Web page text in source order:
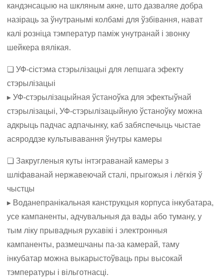
кандэнсацыю на шкляным акне, што дазваляе добра
назіраць за ўнутранымі колбамі для ўзбівання, нават
калі розніца тэмператур паміж унутранай і звонку
шейкера вялікая.
❏ УФ-сістэма стэрылізацыі для лепшага эфекту
стэрылізацыі
▸ УФ-стэрылізацыйная ўстаноўка для эфектыўнай
стэрылізацыі, УФ-стэрылізацыйную ўстаноўку можна
адкрыць падчас адпачынку, каб забяспечыць чыстае
асяроддзе культывавання ўнутры камеры
❏ Закругленыя куты інтэграванай камеры з
шліфаванай нержавеючай сталі, прыгожыя і лёгкія ў
чыстцы
▸ Воданепранікальная канструкцыя корпуса інкубатара,
усе кампаненты, адчувальныя да вады або туману, у
тым ліку прывадныя рухавікі і электронныя
кампаненты, размешчаны па-за камерай, таму
інкубатар можна выкарыстоўваць пры высокай
тэмпературы і вільготнасці.